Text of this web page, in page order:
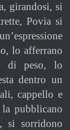
girandosi, si
Povia si
lo afferrano
di peso, lo
dentro un
cappello e
pubblicano
si sorridono